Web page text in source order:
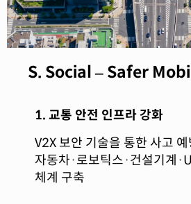
S. Social – Safer
1. 교통 안전 인프라 강화
V2X 보안 기술을 통한 사고 예
자동차·로보틱스·건설기계
체계 구축